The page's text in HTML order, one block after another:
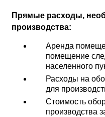
Прямые расходы,
производства:
Аренда
помещение
населенного
Расходы на
для
Стоимость
производства